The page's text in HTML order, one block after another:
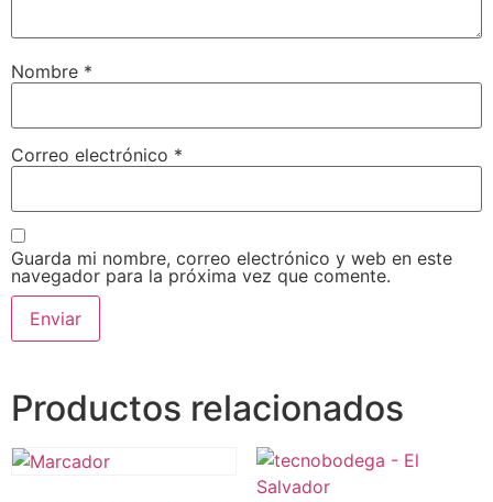
Nombre *
Correo electrónico *
Guarda mi nombre, correo electrónico y web en este
navegador para la próxima vez que comente.
Productos relacionados